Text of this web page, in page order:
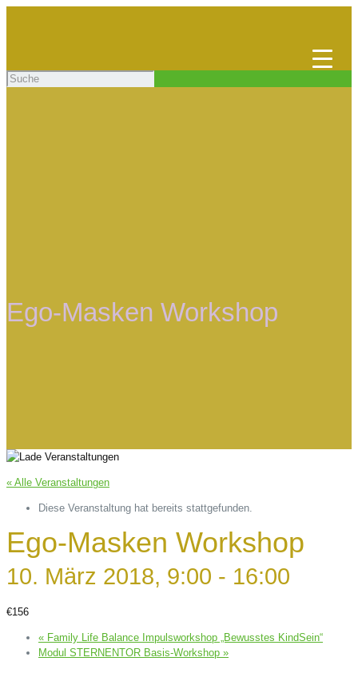
Ego-Masken Workshop
« Alle Veranstaltungen
Diese Veranstaltung hat bereits stattgefunden.
Ego-Masken Workshop
10. März 2018, 9:00 - 16:00
€156
« Family Life Balance Impulsworkshop „Bewusstes KindSein“
Modul STERNENTOR Basis-Workshop »